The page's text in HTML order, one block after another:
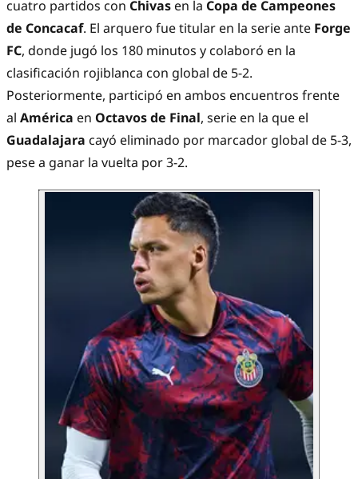
cuatro partidos con Chivas en la Copa de Campeones
de Concacaf. El arquero fue titular en la serie ante Forge
FC, donde jugó los 180 minutos y colaboró en la
clasificación rojiblanca con global de 5-2.
Posteriormente, participó en ambos encuentros frente
al América en Octavos de Final, serie en la que el
Guadalajara cayó eliminado por marcador global de 5-3,
pese a ganar la vuelta por 3-2.